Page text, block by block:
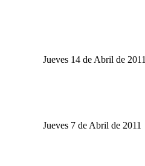
Jueves 14 de Abril de 2011
Jueves 7 de Abril de 2011